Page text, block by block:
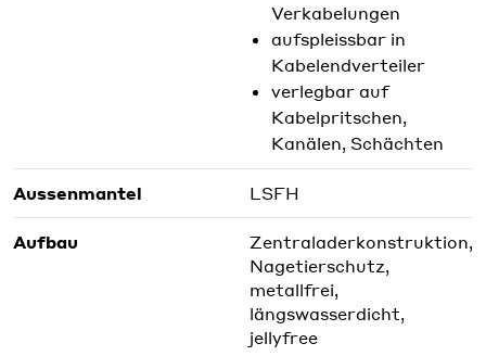
Verkabelungen
aufspleissbar in
Kabelendverteiler
verlegbar auf
Kabelpritschen,
Kanälen, Schächten
Aussenmantel LSFH
Aufbau
Zentraladerkonstruktion,
Nagetierschutz,
metallfrei,
längswasserdicht,
jellyfree